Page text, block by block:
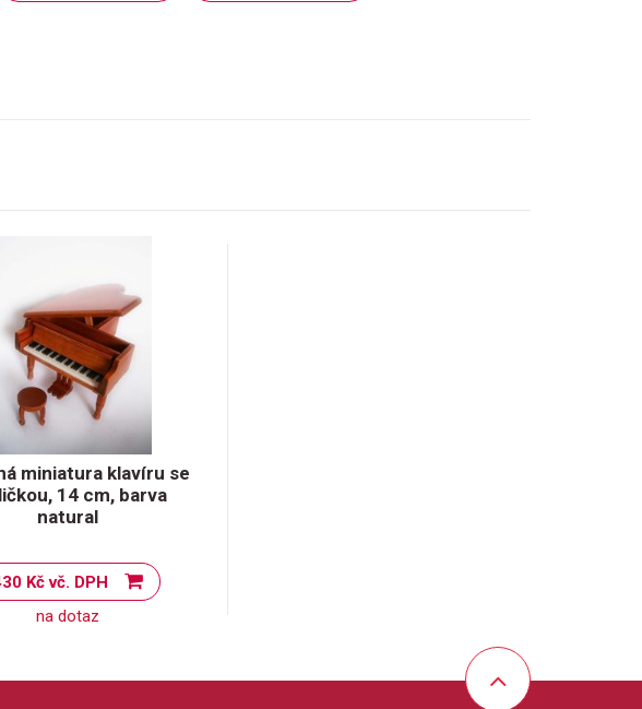
miniatura klavíru se
14 cm, barva
natural
430 Kč vč. DPH
na dotaz